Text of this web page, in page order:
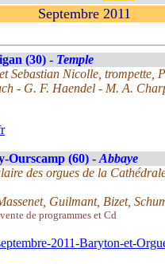
Septembre 2011
(30) - Temple
Sebastian Nicolle, trompette,
- G. F. Haendel - M. A.
Ourscamp (60) - Abbaye
des orgues de la
Guilmant, Bizet,
de programmes et Cd
2011-Baryton-et-